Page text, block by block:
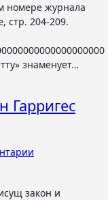
номере журнала
стр. 204-209.
знаменует…
Гарригес